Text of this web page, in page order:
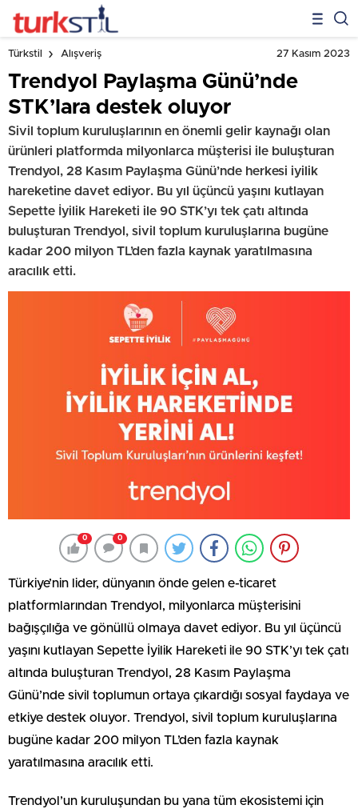
Türkstil Alışveriş 27 Kasım 2023
Trendyol Paylaşma Günü’nde
STK’lara destek oluyor
Sivil toplum kuruluşlarının en önemli gelir kaynağı olan
ürünleri platformda milyonlarca müşterisi ile buluşturan
Trendyol, 28 Kasım Paylaşma Günü’nde herkesi iyilik
hareketine davet ediyor. Bu yıl üçüncü yaşını kutlayan
Sepette İyilik Hareketi ile 90 STK’yı tek çatı altında
buluşturan Trendyol, sivil toplum kuruluşlarına bugüne
kadar 200 milyon TL’den fazla kaynak yaratılmasına
aracılık etti.
0 0
Türkiye’nin lider, dünyanın önde gelen e-ticaret
platformlarından Trendyol, milyonlarca müşterisini
bağışçılığa ve gönüllü olmaya davet ediyor. Bu yıl üçüncü
yaşını kutlayan Sepette İyilik Hareketi ile 90 STK’yı tek çatı
altında buluşturan Trendyol, 28 Kasım Paylaşma
Günü’nde sivil toplumun ortaya çıkardığı sosyal faydaya ve
etkiye destek oluyor. Trendyol, sivil toplum kuruluşlarına
bugüne kadar 200 milyon TL’den fazla kaynak
yaratılmasına aracılık etti.
Trendyol’un kuruluşundan bu yana tüm ekosistemi için